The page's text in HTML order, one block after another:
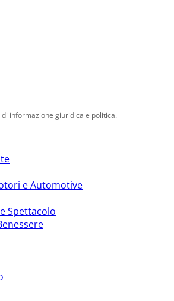
informazione giuridica e politica.
e Automotive
Spettacolo